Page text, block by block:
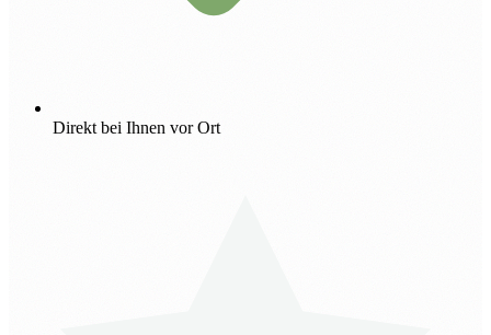
Direkt bei Ihnen vor Ort